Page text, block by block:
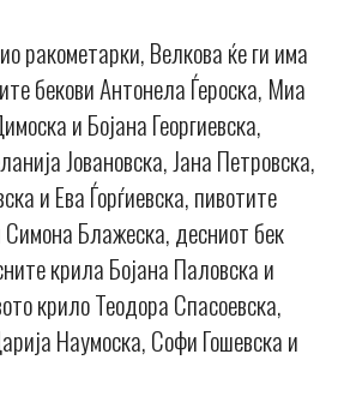
ракометарки, Велкова ќе ги има
бекови Антонела Ѓероска, Миа
и Бојана Георгиевска,
Јовановска, Jана Петровска,
и Ева Ѓорѓиевска, пивотите
Блажеска, десниот бек
крила Бојана Паловска и
крило Теодора Спасоевска,
Наумоска, Софи Гошевска и